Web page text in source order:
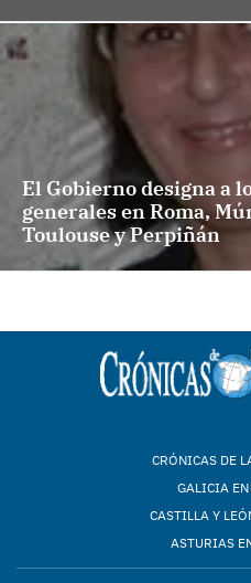
El Gobierno designa a
generales en Roma,
Toulouse y Perpiñán
CRÓNICAS DE
GALICIA EN
CASTILLA Y
ASTURIAS